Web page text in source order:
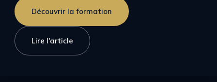
Découvrir la formation
Lire l'article